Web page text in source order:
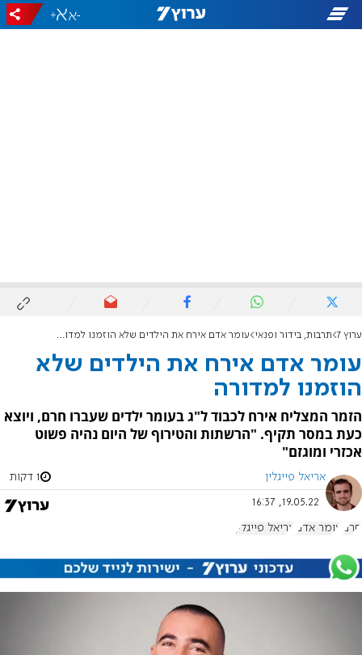
-
+
ערוץ 7 תרבות, בידור ופנאי עומר אדם אירח את הילדים שלא הוזמנו למדורה
עומר אדם אירח את הילדים שלא
הוזמנו למדורה
הזמר המצליח אירח לכבוד ל"ג בעומר ילדים שעברו חרם, ויוצא
כעת במסר תקיף. "הרשתות והטירוף של היום נהיה פשוט
אכזרי ומוגזם"
אריאל פייגלין 1 דקות
19.05.22, 16:37
חרם עומר אדם אריאל פייגלין